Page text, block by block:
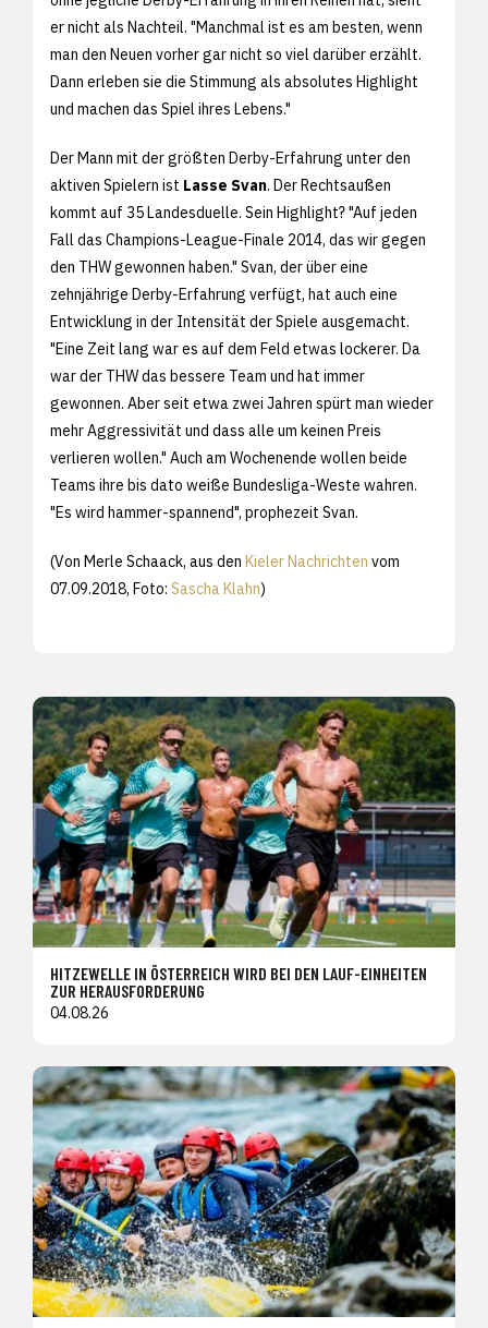
er nicht als Nachteil. "Manchmal ist es am besten, wenn
man den Neuen vorher gar nicht so viel darüber erzählt.
Dann erleben sie die Stimmung als absolutes Highlight
und machen das Spiel ihres Lebens."
Der Mann mit der größten Derby-Erfahrung unter den
aktiven Spielern ist Lasse Svan. Der Rechtsaußen
kommt auf 35 Landesduelle. Sein Highlight? "Auf jeden
Fall das Champions-League-Finale 2014, das wir gegen
den THW gewonnen haben." Svan, der über eine
zehnjährige Derby-Erfahrung verfügt, hat auch eine
Entwicklung in der Intensität der Spiele ausgemacht.
"Eine Zeit lang war es auf dem Feld etwas lockerer. Da
war der THW das bessere Team und hat immer
gewonnen. Aber seit etwa zwei Jahren spürt man wieder
mehr Aggressivität und dass alle um keinen Preis
verlieren wollen." Auch am Wochenende wollen beide
Teams ihre bis dato weiße Bundesliga-Weste wahren.
"Es wird hammer-spannend", prophezeit Svan.
(Von Merle Schaack, aus den Kieler Nachrichten vom
07.09.2018, Foto: Sascha Klahn)
HITZEWELLE IN ÖSTERREICH WIRD BEI DEN LAUF-EINHEITEN
ZUR HERAUSFORDERUNG
04.08.26